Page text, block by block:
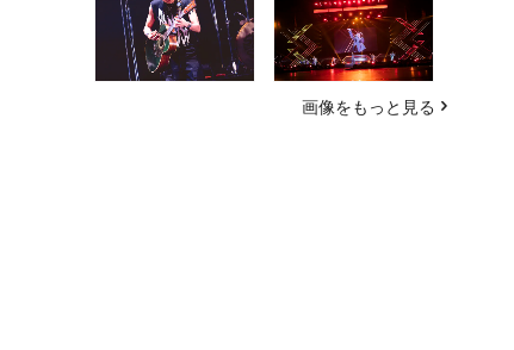
画像をもっと見る